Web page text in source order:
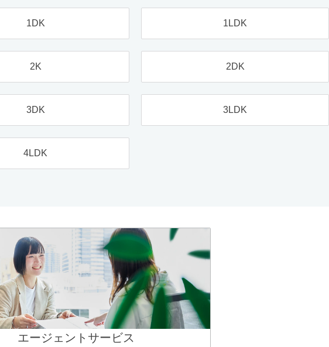
1DK 1LDK
2K 2DK
3DK 3LDK
4LDK
エージェントサービス